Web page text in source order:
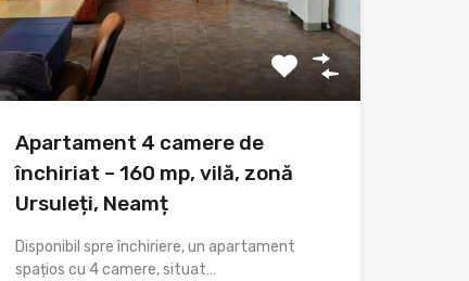
Apartament 4 camere de
închiriat – 160 mp, vilă, zonă
Ursuleți, Neamț
Disponibil spre închiriere, un apartament
spațios cu 4 camere, situat…